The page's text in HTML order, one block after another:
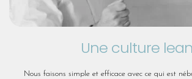
Une culture lean
Nous faisons simple et efficace avec ce qui est